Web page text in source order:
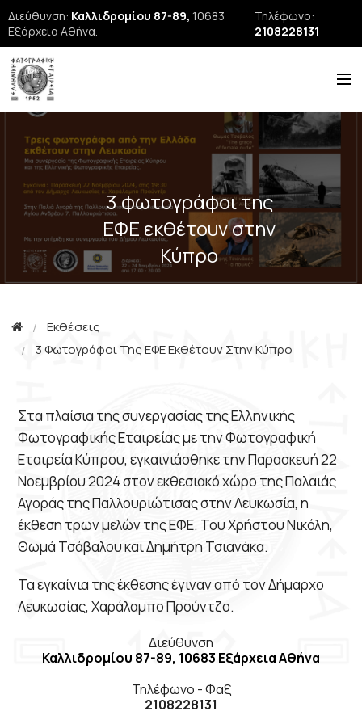
Διεύθυνση: Καλλιδρομίου 87-89, 10683
Εξάρχεια Αθήνα.
Τηλέφωνο:
2108228131
ΙΣΤΟΡΙΑ
ΕΚΘΕΣΕΙΣ
ΣΕΜΙΝΑΡΙΑ
FORUM
Εκδόσεις ΕΦΕ
Επικοινωνία
ΕΛΛ
ENG
3 φωτογράφοι της
ΕΦΕ εκθέτουν στην
Κύπρο
Εκθέσεις
3 Φωτογράφοι Της ΕΦΕ Εκθέτουν Στην Κύπρο
Στα πλαίσια της συνεργασίας της Ελληνικής
Φωτογραφικής Εταιρείας με την Φωτογραφική
Εταιρεία Κύπρου, εγκαινιάσθηκε την Παρασκευή 22
Νοεμβρίου 2024 στον εκθεσιακό χώρο της Παλαιάς
Αγοράς της Παλλουριώτισας στην Λευκωσία, η
έκθεση τρων μελών της ΕΦΕ. Του Χρήστου Νικόλη,
Θωμά Τσάβαλου και Δημήτρη Τσιανάκα.
Τα εγκαίνια της έκθεσης έγιναν από τον Δήμαρχο
Λευκωσίας, Χαράλαμπο Προύντζο.
Διεύθυνση
Καλλιδρομίου 87-89, 10683 Εξάρχεια Αθήνα
Τηλέφωνο - Φαξ
2108228131